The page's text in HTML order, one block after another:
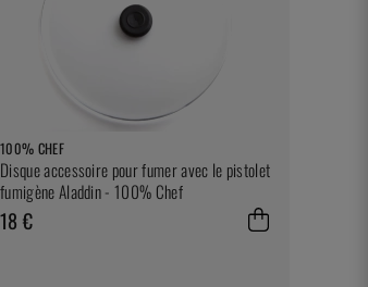
100% CHEF
Disque accessoire pour fumer avec le pistolet
fumigène Aladdin - 100% Chef
18 €